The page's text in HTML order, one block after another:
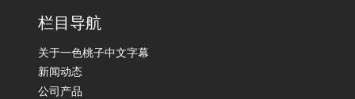
栏目导航
关于一色桃子中文字幕
新闻动态
公司产品